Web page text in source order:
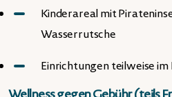
Kinderareal mit
Wasserrutsche
Einrichtungen teilweise im